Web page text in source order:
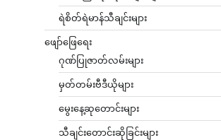
ရဲစိတ်ရဲမာန်သီချင်းများ
ဖျော်ဖြေရေး
ဂုဏ်ပြုဇာတ်လမ်းများ
မှတ်တမ်းဗီဒီယိုများ
မွေးနေ့ဆုတောင်းများ
သီချင်းတောင်းဆိုခြင်းများ